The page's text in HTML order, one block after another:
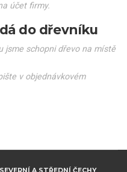
účet firmy.
do dřevníku
jsme schopni dřevo na místě
v objednávkovém